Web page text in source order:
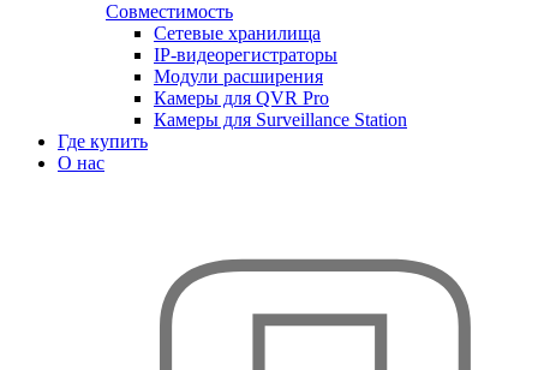
Совместимость
Сетевые хранилища
IP-видеорегистраторы
Модули расширения
Камеры для QVR Pro
Камеры для Surveillance Station
Где купить
О нас